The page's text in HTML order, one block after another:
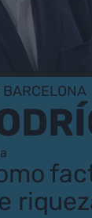
BARCELONA